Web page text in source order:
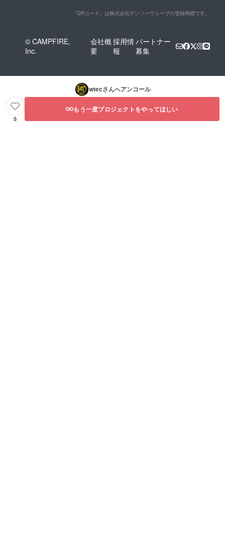
「QRコード」は株式会社デンソーウェーブの登録商標です。
© CAMPFIRE,
Inc.
会社概
要
採用情
報
パートナー
募集
wtecさんへアンコール
5
もう一度プロジェクトをやってほしい